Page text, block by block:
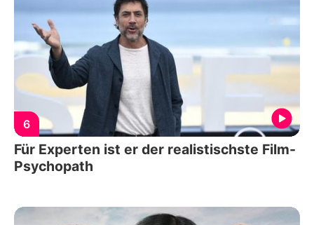
6
Für Experten ist er der realistischste Film-
Psychopath